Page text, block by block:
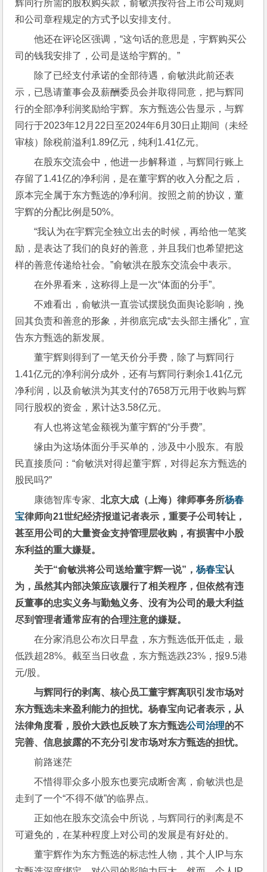
辉同行所需的股权购买款，俞敏洪按符合上市公司规则
和公司章程规定的方式予以安排支付。
他还在评论区强调，“这句话的意思是，宇辉购买公
司的钱我安排了，公司是送给宇辉的。”
除了已经支付承诺的全部待遇，俞敏洪此前还表
示，已恳请董事会及薪酬委员会并取得同意，把与辉同
行的全部净利润奖励给宇辉。东方甄选公告显示，与辉
同行于2023年12月22日至2024年6月30日止期间（未经
审核）除税前溢利1.89亿元，纯利1.41亿元。
在股东交流会中，他进一步解释道，与辉同行账上
存留了1.41亿的净利润，是在董宇辉的收入分配之后，
原本完全属于东方甄选的净利润。按照之前的协议，董
宇辉的分配比例是50%。
“我认为在宇辉完全独立出去的时候，再给他一笔奖
励，是表达了我们的良好的善意，并且我们也希望把这
样的善意传递给社会。”俞敏洪在股东交流会中表示。
在外界看来，这称得上是一次“体面的分手”。
不难看出，俞敏洪一直尝试摆脱负面舆论影响，挽
回其负责和善意的形象，并彻底完成“去头部主播化”，宣
告东方甄选的新发展。
董宇辉则得到了一笔天价分手费，除了与辉同行
1.41亿元的净利润分成外，还有与辉同行剩余1.41亿元
净利润，以及俞敏洪为其支付的7658万元用于收购与辉
同行股权的资金，累计达3.58亿元。
有人也将这笔金额视为董宇辉的“分手费”。
缘由为这场体面分手买单的，涉及中小股东。有股
民直接质问：“俞敏洪对得起董宇辉，对得起东方甄选的
股民吗?”
康德智库专家、北京大成（上海）律师事务所杨春
宝律师向21世纪经济报道记者表示，重要子公司转让，
甚至用公司的大量资金支持管理层收购，有损害中小股
东利益的重大嫌疑。
关于“俞敏洪将公司送给董宇辉一说”，杨春宝认
为，虽然其内部决策应该履行了相关程序，但依然有违
反董事的忠实义务与勤勉义务、没有为公司的最大利益
尽到管理者通常应有的合理注意的嫌疑。
在分家消息公布次日早盘，东方甄选低开低走，最
低跌超28%。截至当日收盘，东方甄选跌23%，报9.5港
元/股。
与辉同行的剥离、核心员工董宇辉离职引发市场对
东方甄选未来盈利能力的担忧。杨春宝向记者表示，从
法律角度看，股价大跌也反映了东方甄选公司治理的不
完善、信息披露的不充分引发市场对东方甄选的担忧。
前路迷茫
不惜得罪众多小股东也要完成断舍离，俞敏洪也是
走到了一个“不得不做”的临界点。
正如他在股东交流会中所说，与辉同行的剥离是不
可避免的，在某种程度上对公司的发展是有好处的。
董宇辉作为东方甄选的标志性人物，其个人IP与东